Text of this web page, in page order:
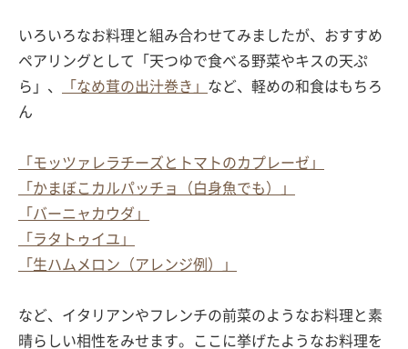
いろいろなお料理と組み合わせてみましたが、おすすめ
ペアリングとして「天つゆで食べる野菜やキスの天ぷ
ら」、
「なめ茸の出汁巻き」 など、軽めの和食はもちろ
ん
「モッツァレラチーズとトマトのカプレーゼ」
「かまぼこカルパッチョ（白身魚でも）」
「バーニャカウダ」
「ラタトゥイユ」
「生ハムメロン（アレンジ例）」
など、イタリアンやフレンチの前菜のようなお料理と素
晴らしい相性をみせます。ここに挙げたようなお料理を